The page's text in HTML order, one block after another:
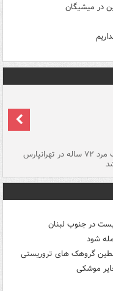
در میشیگان
راز مرگ مرد ۷۲ ساله در تهرانپارس
شود
موشکی